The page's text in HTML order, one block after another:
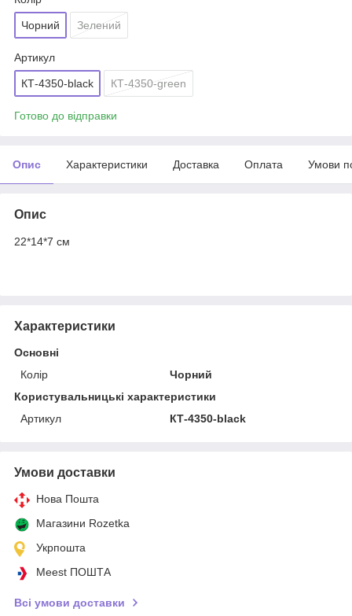
Чорний Зелений
Артикул
КТ-4350-black КТ-4350-green
Готово до відправки
Опис Характеристики Доставка Оплата Умови
Опис
22*14*7 см
Характеристики
Основні
Колір
Чорний
Користувальницькі характеристики
Артикул
КТ-4350-black
Умови доставки
Нова Пошта
Магазини Rozetka
Укрпошта
Meest ПОШТА
Всі умови доставки